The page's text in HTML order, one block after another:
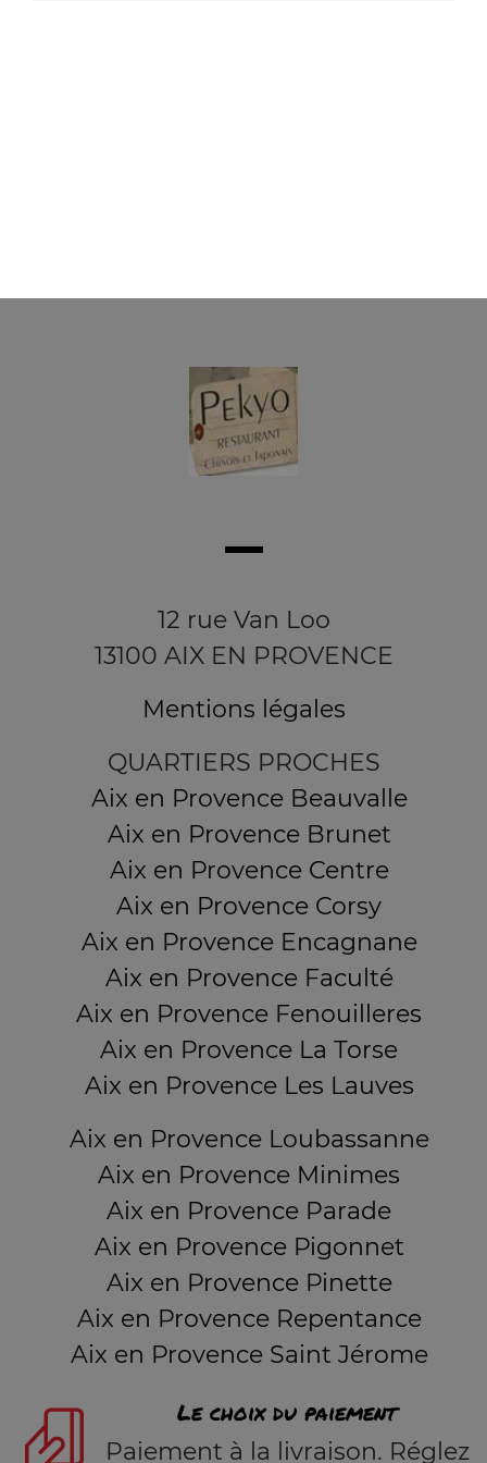
12 rue Van Loo
13100 AIX EN PROVENCE
Mentions légales
QUARTIERS PROCHES
Aix en Provence Beauvalle
Aix en Provence Brunet
Aix en Provence Centre
Aix en Provence Corsy
Aix en Provence Encagnane
Aix en Provence Faculté
Aix en Provence Fenouilleres
Aix en Provence La Torse
Aix en Provence Les Lauves
Aix en Provence Loubassanne
Aix en Provence Minimes
Aix en Provence Parade
Aix en Provence Pigonnet
Aix en Provence Pinette
Aix en Provence Repentance
Aix en Provence Saint Jérome
Le choix du paiement
Paiement à la livraison. Réglez